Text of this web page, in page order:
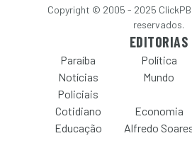
Copyright © 2005 - 2025
reservados.
EDITORIAS
Paraíba Política
Notícias
Policiais
Mundo
Cotidiano Economia
Educação
Alfredo